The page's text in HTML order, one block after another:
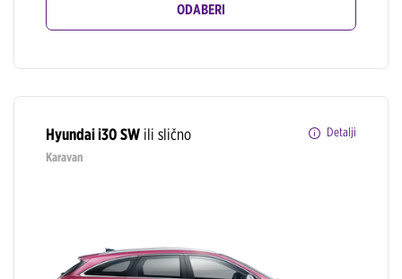
ODABERI
Hyundai i30 SW ili slično
Detalji
Karavan